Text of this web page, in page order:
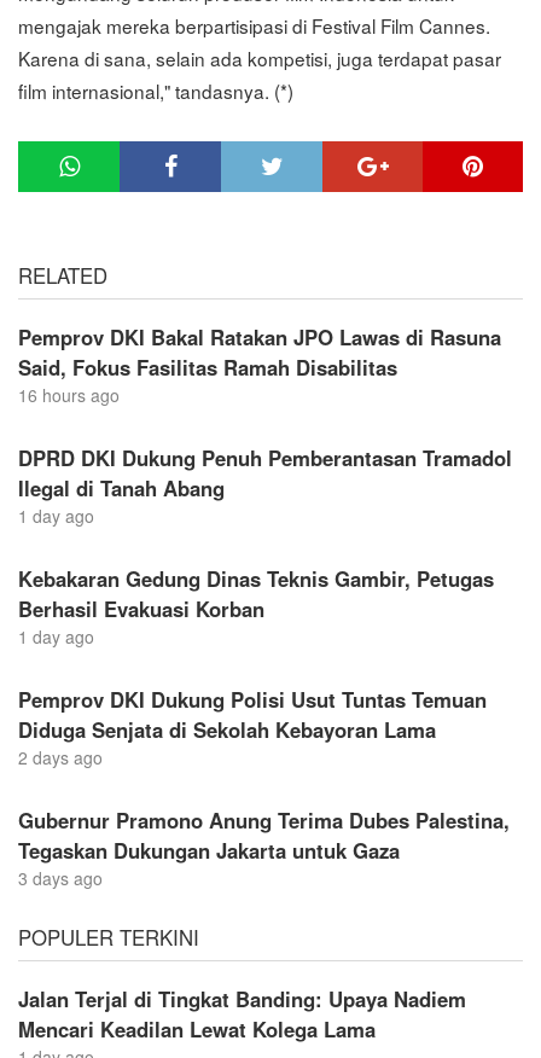
mengajak mereka berpartisipasi di Festival Film Cannes.
Karena di sana, selain ada kompetisi, juga terdapat pasar
film internasional," tandasnya. (*)
RELATED
Pemprov DKI Bakal Ratakan JPO Lawas di Rasuna
Said, Fokus Fasilitas Ramah Disabilitas
16 hours ago
DPRD DKI Dukung Penuh Pemberantasan Tramadol
Ilegal di Tanah Abang
1 day ago
Kebakaran Gedung Dinas Teknis Gambir, Petugas
Berhasil Evakuasi Korban
1 day ago
Pemprov DKI Dukung Polisi Usut Tuntas Temuan
Diduga Senjata di Sekolah Kebayoran Lama
2 days ago
Gubernur Pramono Anung Terima Dubes Palestina,
Tegaskan Dukungan Jakarta untuk Gaza
3 days ago
POPULER TERKINI
Jalan Terjal di Tingkat Banding: Upaya Nadiem
Mencari Keadilan Lewat Kolega Lama